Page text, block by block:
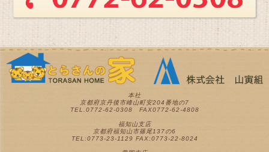
本社
京都府京丹後市峰山町安204番地の7
TEL.0772-62-0308 FAX0772-62-4808
福知山支店
京都府福知山市篠尾137の6
TEL:0773-23-1129 FAX:0773-22-8024